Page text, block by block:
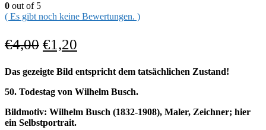
0 out of 5
( Es gibt noch keine Bewertungen. )
€4,00 €1,20
Das gezeigte Bild entspricht dem tatsächlichen Zustand!
50. Todestag von Wilhelm Busch.
Bildmotiv: Wilhelm Busch (1832-1908), Maler, Zeichner; hier
ein Selbstportrait.